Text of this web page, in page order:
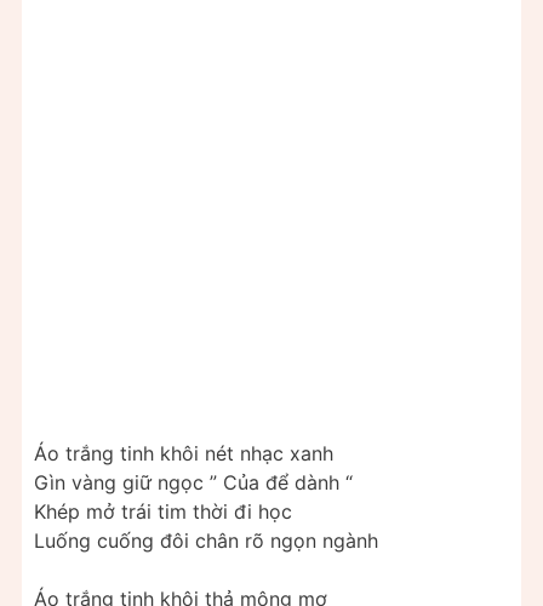
Áo trắng tinh khôi nét nhạc xanh
Gìn vàng giữ ngọc ” Của để dành “
Khép mở trái tim thời đi học
Luống cuống đôi chân rõ ngọn ngành
Áo trắng tinh khôi thả mộng mơ